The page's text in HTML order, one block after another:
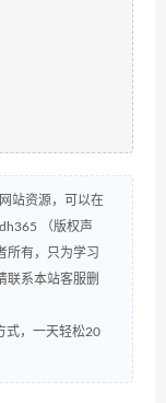
站资源，可以在
（版权声
所有，只为学习
联系本站客服删
式，一天轻松20